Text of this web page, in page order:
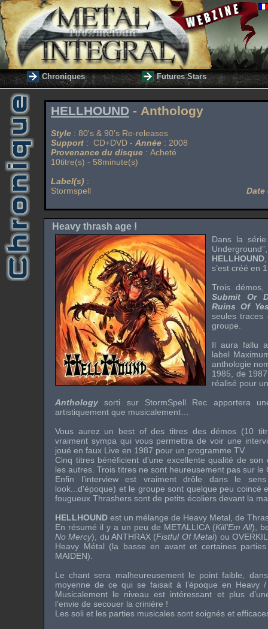
Chroniques Futures Stars
HELLHOUND - Anthology
Style : 80's & 90's Re-releases
Support : CD+DVD - Année : 2008
Provenance du disque : Acheté
10titre(s) - 58minute(s)
Label(s) :
Stormspell
Heavy thrash age !
Dans la
Underground
HELLHOUND
s’est créé en
Troisdémos
Submit Or
Ruins Of
seules traces
groupe.
Il aura fallu
label
anthologie
1985, de
réalisé pour
Anthology sorti sur StormSpell Rec apportera
artistiquement que musicalement…
Vous aurez un best ofdes titres desdémos (10
vraiment sympa qui vous permettra de voir une
joué en faux Live en 1987 pour un programme TV.
Cinq titres bénéficient d’une excellente qualité de son
les autres. Trois titres ne sont heureusement pas sur le
Enfin l’interview est vraiment drôle dans le
look...d'époque) et le groupe sont quelque peu coincé
fougueux Thrashers sont de petits écoliers devant la
HELLHOUND est un mélange de Heavy Metal , de
En résumé il y a un peu de METALLICA(Kill’Em All),
No Mercy), duANTHRAX (Fistful Of Metal) ou
Heavy Métal (la basse en avant et certaines
MAIDEN).
Le chant sera malheureusement le point faible,
moyenne de ce qui se faisait à l’époque en Heavy
Musicalement le niveau est intéressant et plus
l’envie de secouer la crinière !
Les soli et les parties musicales sont soignés et